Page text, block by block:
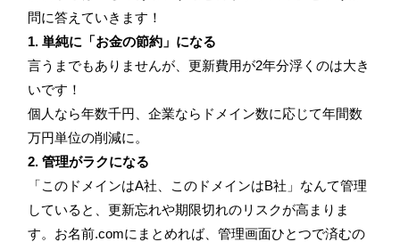
問に答えていきます！
1. 単純に「お金の節約」になる
言うまでもありませんが、更新費用が2年分浮くのは大き
いです！
個人なら年数千円、企業ならドメイン数に応じて年間数
万円単位の削減に。
2. 管理がラクになる
「このドメインはA社、このドメインはB社」なんて管理
していると、更新忘れや期限切れのリスクが高まりま
す。お名前.comにまとめれば、管理画面ひとつで済むの